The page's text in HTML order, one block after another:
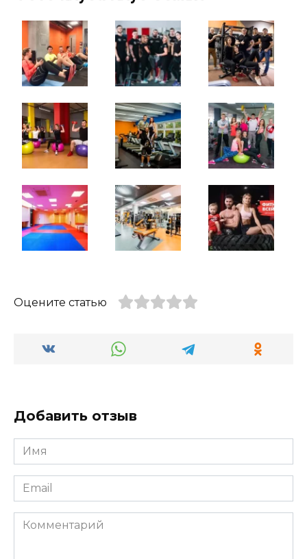
Оцените статью
Добавить отзыв
Имя
*
Email
*
Комментарий